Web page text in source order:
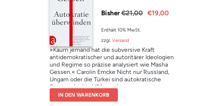
Bisher€21,00 €19,00
Enthält 10% MwSt.
zzgl.Versand
»Kaum jemand hat die subversive Kraft
antidemokratischer und autoritärer Ideologien
und Regime so präzise analysiert wie Masha
Gessen.« Carolin Emcke Nicht nur Russland,
Ungarn oder die Türkei sind autokratische
Staaten. In den USA werden
täglichdemokratische
korrodieren Rechtsystem und kulturelle
IN DEN WARENKORB